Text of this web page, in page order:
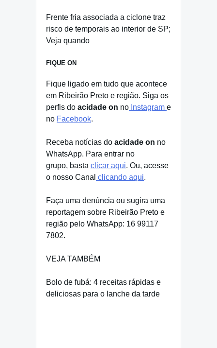
Frente fria associada a ciclone traz
risco de temporais ao interior de SP;
Veja quando
FIQUE ON
Fique ligado em tudo que acontece
em Ribeirão Preto e região. Siga os
perfis do acidade on no Instagram e
no Facebook.
Receba notícias do acidade on no
WhatsApp. Para entrar no
grupo, basta clicar aqui. Ou, acesse
o nosso Canal clicando aqui.
Faça uma denúncia ou sugira uma
reportagem sobre Ribeirão Preto e
região pelo WhatsApp: 16 99117
7802.
VEJA TAMBÉM
Bolo de fubá: 4 receitas rápidas e
deliciosas para o lanche da tarde